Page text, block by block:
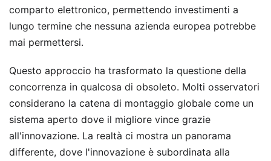
comparto elettronico, permettendo investimenti a
lungo termine che nessuna azienda europea potrebbe
mai permettersi.
Questo approccio ha trasformato la questione della
concorrenza in qualcosa di obsoleto. Molti osservatori
considerano la catena di montaggio globale come un
sistema aperto dove il migliore vince grazie
all'innovazione. La realtà ci mostra un panorama
differente, dove l'innovazione è subordinata alla